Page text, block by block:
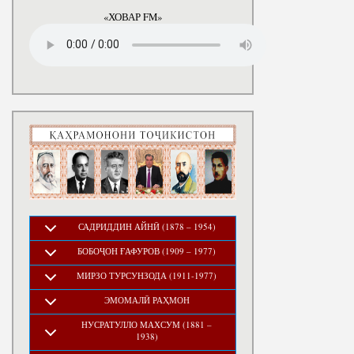
«ХОВАР FM»
САДРИДДИН АЙНӢ (1878 – 1954)
БОБОҶОН ҒАФУРОВ (1909 – 1977)
МИРЗО ТУРСУНЗОДА (1911-1977)
ЭМОМАЛӢ РАҲМОН
НУСРАТУЛЛО МАХСУМ (1881 –
1938)